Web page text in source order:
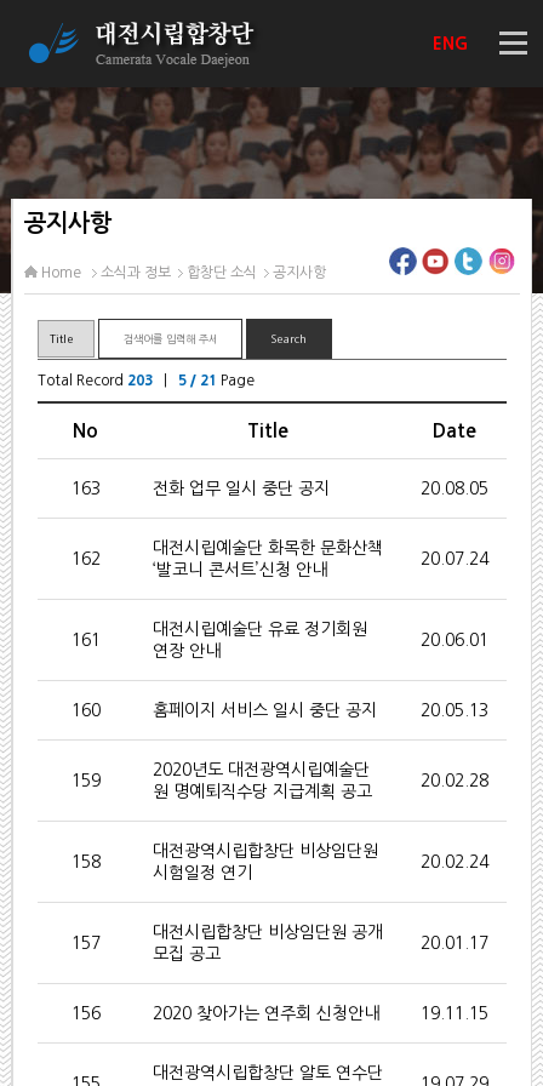
ENG
공지사항
Home 소식과 정보 합창단 소식 공지사항
Total Record 203| 5 / 21 Page
No Title Date
163 전화 업무 일시 중단 공지 20.08.05
162
대전시립예술단 화목한 문화산책
‘발코니 콘서트’신청 안내
20.07.24
161
대전시립예술단 유료 정기회원
연장 안내
20.06.01
160 홈페이지 서비스 일시 중단 공지 20.05.13
159
2020년도 대전광역시립예술단
원 명예퇴직수당 지급계획 공고
20.02.28
158
대전광역시립합창단 비상임단원
시험일정 연기
20.02.24
157
대전시립합창단 비상임단원 공개
모집 공고
20.01.17
156 2020 찾아가는 연주회 신청안내 19.11.15
대전광역시립합창단 알토 연수단